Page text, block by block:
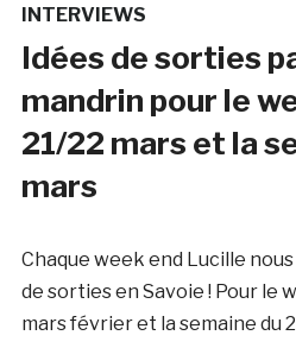
INTERVIEWS
Idées de sorties
mandrin pour le
21/22 mars et la
mars
Chaque week end Lucille
de sorties en Savoie ! Pour le
mars février et la semaine du